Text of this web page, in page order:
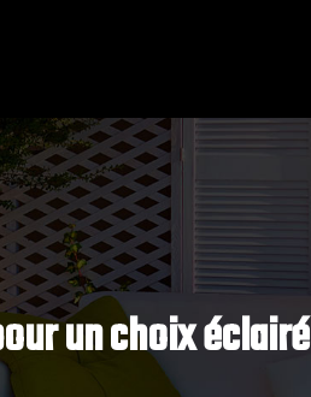
un choix éclairé